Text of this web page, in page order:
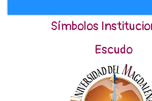
Símbolos
Escudo